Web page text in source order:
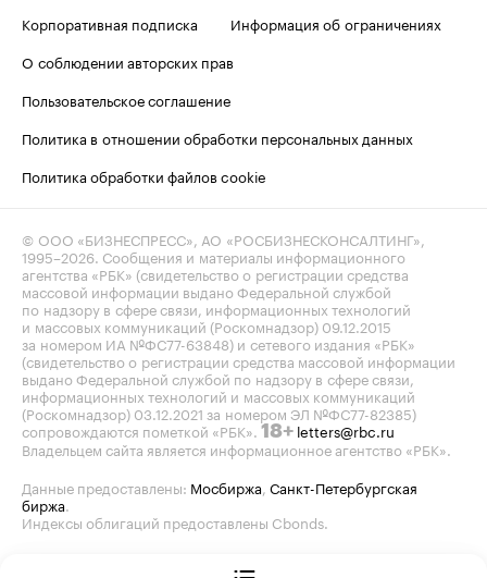
Корпоративная подписка
Информация об ограничениях
О соблюдении авторских прав
Пользовательское соглашение
Политика в отношении обработки персональных данных
Политика обработки файлов cookie
© ООО «БИЗНЕСПРЕСС», АО «РОСБИЗНЕСКОНСАЛТИНГ»,
1995–2026 . Сообщения и материалы информационного
агентства «РБК» (свидетельство о регистрации средства
массовой информации выдано Федеральной службой
по надзору в сфере связи, информационных технологий
и массовых коммуникаций (Роскомнадзор) 09.12.2015
за номером ИА №ФС77-63848) и сетевого издания «РБК»
(свидетельство о регистрации средства массовой информации
выдано Федеральной службой по надзору в сфере связи,
информационных технологий и массовых коммуникаций
(Роскомнадзор) 03.12.2021 за номером ЭЛ №ФС77-82385)
сопровождаются пометкой «РБК». 18+ letters@rbc.ru
Владельцем сайта является информационное агентство «РБК».
Данные предоставлены: Мосбиржа Санкт-Петербургская
биржа
Индексы облигаций предоставлены Cbonds.